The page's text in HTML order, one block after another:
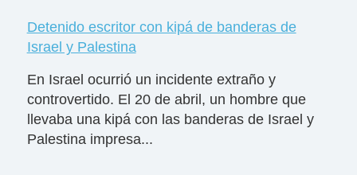
Detenido escritor con kipá de banderas de
Israel y Palestina
En Israel ocurrió un incidente extraño y
controvertido. El 20 de abril, un hombre que
llevaba una kipá con las banderas de Israel y
Palestina impresa...